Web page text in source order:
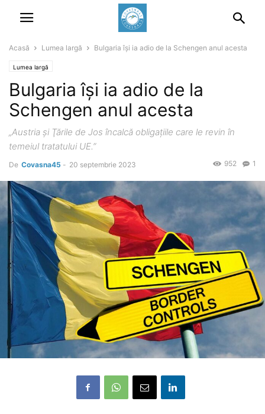
Acasă Lumea largă Bulgaria își ia adio de la Schengen anul acesta
Lumea largă
Bulgaria își ia adio de la
Schengen anul acesta
„Austria şi Ţările de Jos încalcă obligaţiile care le revin în
temeiul tratatului UE.”
De Covasna45 - 20 septembrie 2023 1
952